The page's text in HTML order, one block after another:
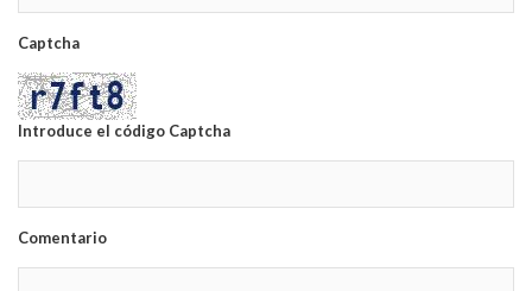
Captcha
Introduce el código Captcha
Comentario